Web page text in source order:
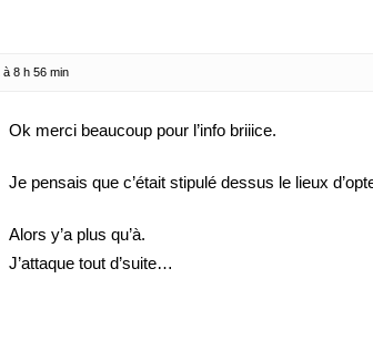
8 h 56 min
Ok merci beaucoup pour l’info briiice.
Je pensais que c’était stipulé dessus le lieux
Alors y’a plus qu’à.
J’attaque tout d’suite…